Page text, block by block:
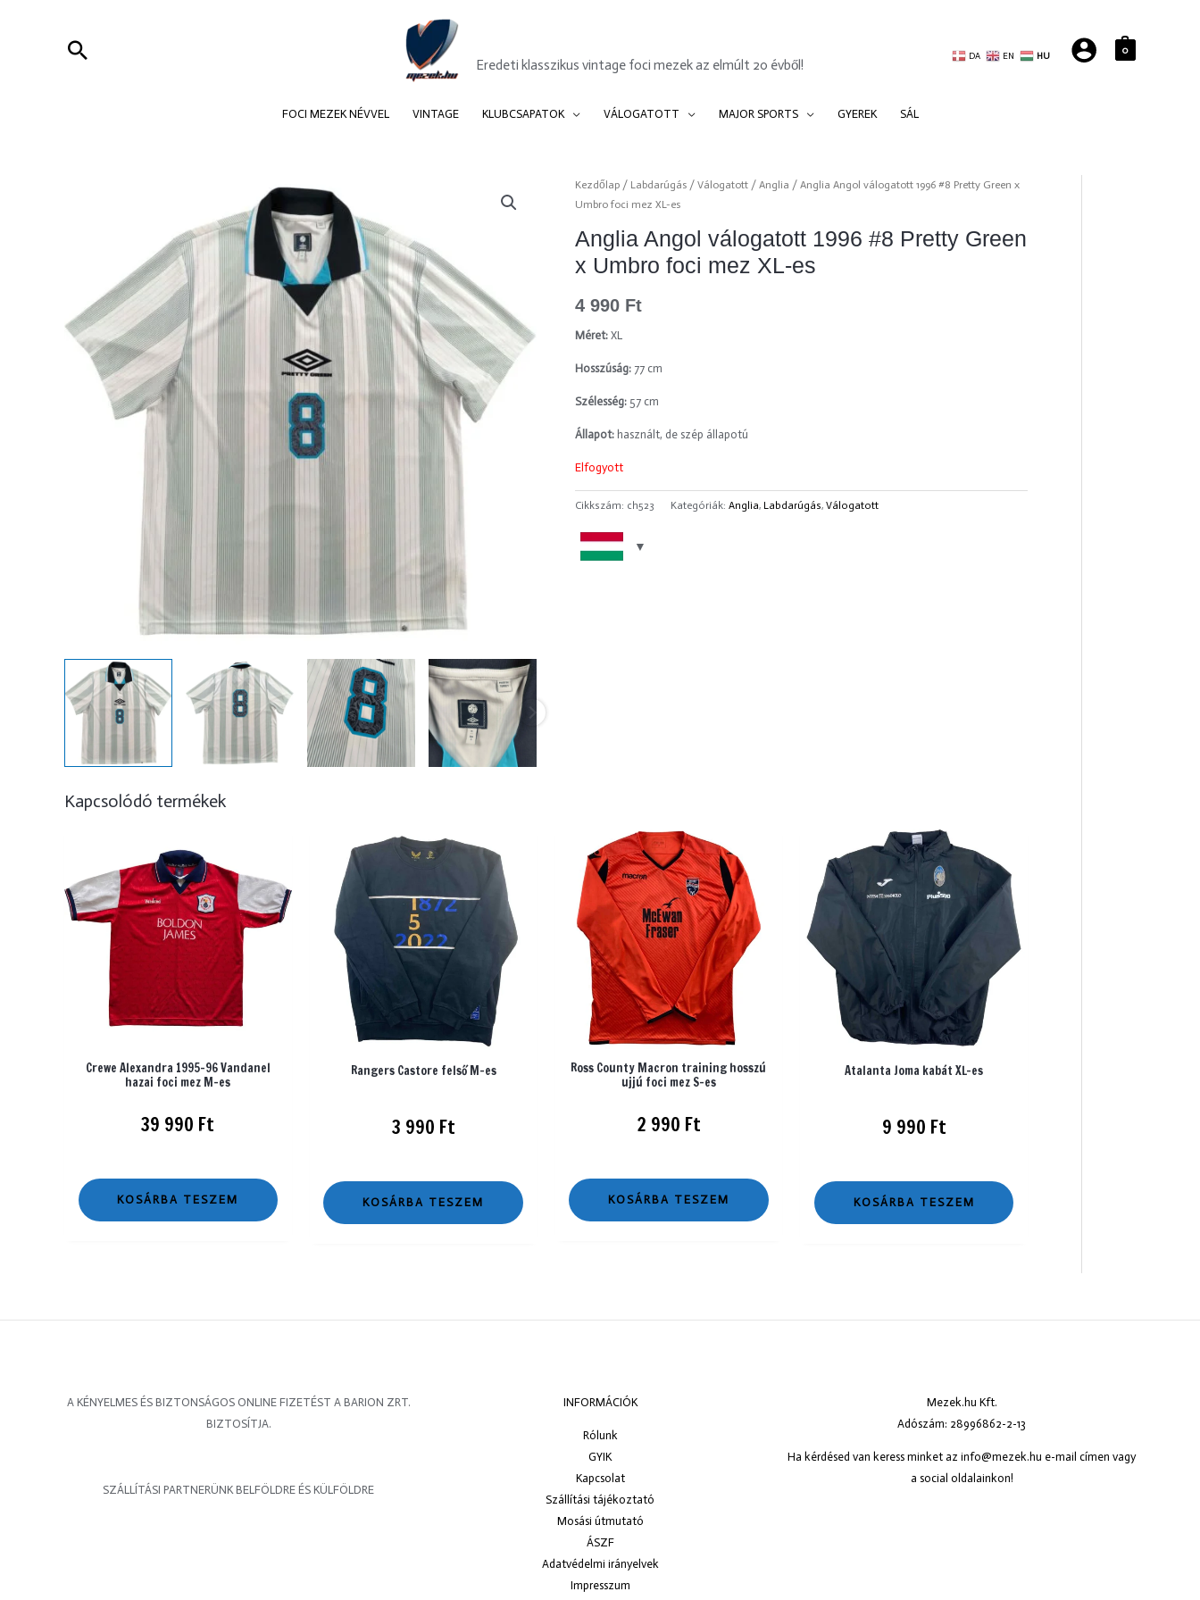
Search Eredeti klasszikus vintage foci mezek az elmúlt 20 évből!
DA EN HU 0
FOCI MEZEK NÉVVEL VINTAGE KLUBCSAPATOK VÁLOGATOTT MAJOR SPORTS GYEREK SÁL
Kezdőlap/ Labdarúgás/ Válogatott/ Anglia / Anglia Angol válogatott 1996 #8 Pretty Green x
Umbro foci mez XL-es
Anglia Angol válogatott 1996 #8 Pretty Green
x Umbro foci mez XL-es
4 990 Ft
Méret:XL
Hosszúság: 77 cm
Szélesség: 57 cm
Állapot:használt, de szép állapotú
Elfogyott
Cikkszám: ch523 Kategóriák: Anglia, Labdarúgás, Válogatott
Kapcsolódó termékek
Crewe Alexandra 1995-96 Vandanel
hazai foci mez M-es
39 990 Ft
KOSÁRBA TESZEM
Rangers Castore felső M-es
3 990 Ft
KOSÁRBA TESZEM
Ross County Macron training hosszú
ujjú foci mez S-es
2 990 Ft
KOSÁRBA TESZEM
Atalanta Joma kabát XL-es
9 990 Ft
KOSÁRBA TESZEM
A KÉNYELMES ÉS BIZTONSÁGOS ONLINE FIZETÉST A BARION ZRT.
BIZTOSÍTJA.
SZÁLLÍTÁSI PARTNERÜNK BELFÖLDRE ÉS KÜLFÖLDRE
INFORMÁCIÓK
Rólunk
GYIK
Kapcsolat
Szállítási tájékoztató
Mosási útmutató
ÁSZF
Adatvédelmi irányelvek
Impresszum
Mezek.hu Kft.
Adószám: 28996862-2-13
Ha kérdésed van keress minket az info@mezek.hu e-mail címen vagy
a social oldalainkon!